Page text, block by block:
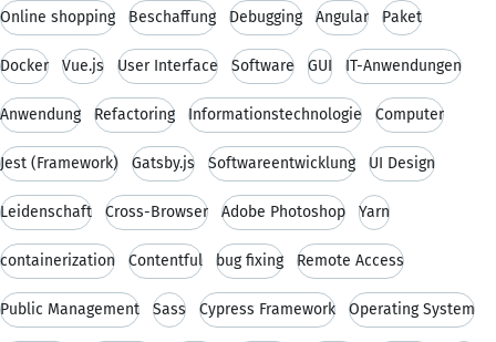
Online shopping Beschaffung Debugging Angular Paket
Docker Vue.js User Interface Software GUI IT-Anwendungen
Anwendung Refactoring Informationstechnologie Computer
Jest (Framework) Gatsby.js Softwareentwicklung UI Design
Leidenschaft Cross-Browser Adobe Photoshop Yarn
containerization Contentful bug fixing Remote Access
Public Management Sass Cypress Framework Operating System